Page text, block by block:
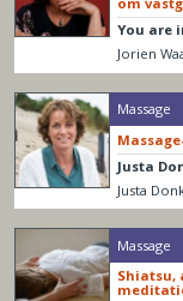
You are
Jorien
Massage
Justa
Justa
Massage
Shiatsu,